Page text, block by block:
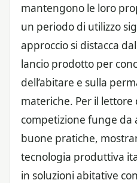
mantengono le loro
un periodo di utilizzo
approccio si distacca
lancio prodotto per
dell’abitare e sulla
materiche. Per il lettore
competizione funge da
buone pratiche,
tecnologia produttiva
in soluzioni abitative